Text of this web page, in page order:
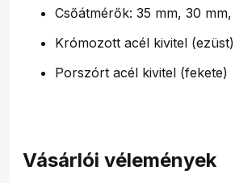
Csőátmérők: 35 mm, 30 mm,
Krómozott acél kivitel (ezüst)
Porszórt acél kivitel (fekete)
Vásárlói vélemények